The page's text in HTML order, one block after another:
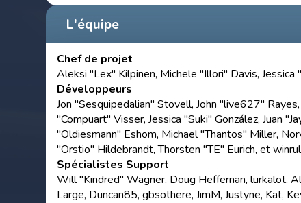
L'équipe
Chef de projet
Aleksi "Lex" Kilpinen, Michele "Illori" Davis,
Développeurs
Jon "Sesquipedalian" Stovell, John "live627"
"Compuart" Visser, Jessica "Suki" González, Juan
"Oldiesmann" Eshom, Michael "Thantos" Miller,
"Orstio" Hildebrandt, Thorsten "TE" Eurich, et
Spécialistes Support
Will "Kindred" Wagner, Doug Heffernan, lurkalot,
Large, Duncan85, gbsothere, JimM, Justyne, Kat,